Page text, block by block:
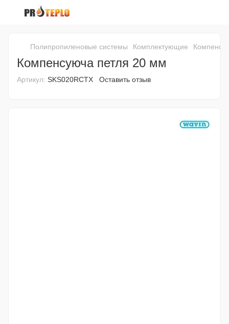
Полипропиленовые системы Комплектующие
Компенсуюча петля 20 мм
Артикул: SKS020RCTX Оставить отзыв